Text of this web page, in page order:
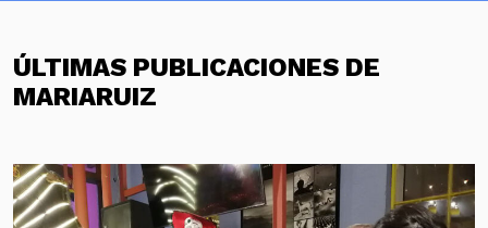
ÚLTIMAS PUBLICACIONES DE
MARIARUIZ